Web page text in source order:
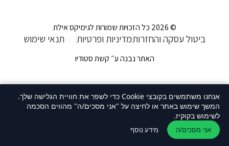
© 2026 כל הזכויות שמורות לגימיקס אילת
ביטול עסקה והחזרותמדיניות ופרטיות תנאי שימוש
האתר נבנה ע״ קשת סטודיו
אנחנו משתמשים בקובצי Cookie כדי לשפר את חוויית הגלישה שלך.
המשך שימוש באתר או לחיצה על "אני מסכים/ה" מהווים הסכמה
לשימוש בקוקיז.
אני מסכים/ה מידע נוסף